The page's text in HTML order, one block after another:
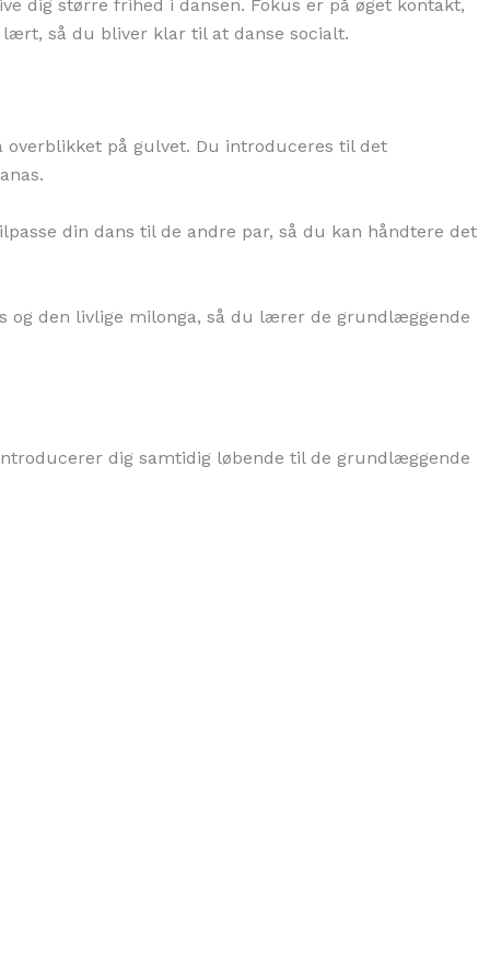
dig større frihed i dansen. Fokus er på øget kontakt,
så du bliver klar til at danse socialt.
på gulvet. Du introduceres til det
din dans til de andre par, så du kan håndtere det
og den livlige milonga, så du lærer de grundlæggende
dig samtidig løbende til de grundlæggende